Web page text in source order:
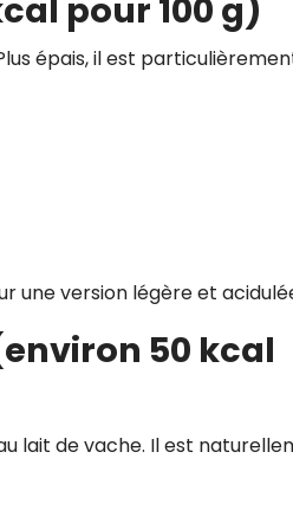
pour 100 g)
épais, il est
une version légère et
50 kcal
lait de vache. Il est